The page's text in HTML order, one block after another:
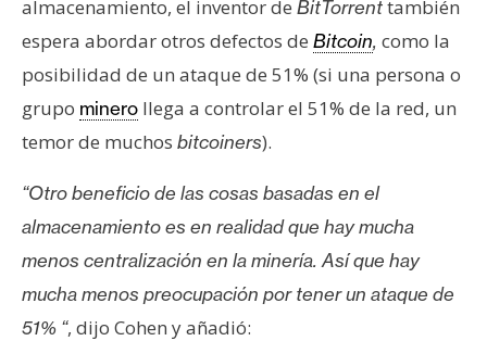
i
c
i
a
d
almacenamiento, el inventor de BitTorrenttambién
espera abordar otros defectos de Bitcoin, como la
posibilidad de un ataque de 51% (si una persona o
grupo minero llega a controlar el 51% de la red, un
temor de muchos bitcoiners).
“Otro beneficio de las cosas basadas en el
almacenamiento es en realidad que hay mucha
menos centralización en la minería. Así que hay
mucha menos preocupación por tener un ataque de
51% “, dijo Cohen y añadió: